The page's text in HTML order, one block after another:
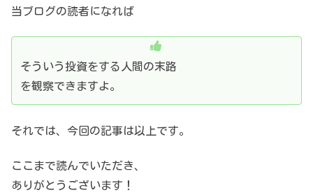
当ブログの読者になれば
そういう投資をする人間の末路
を観察できますよ。
それでは、今回の記事は以上です。
ここまで読んでいただき、
ありがとうございます！